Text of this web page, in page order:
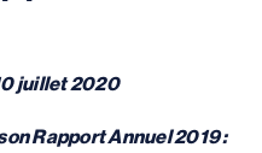
juillet 2020
Rapport Annuel 2019 :